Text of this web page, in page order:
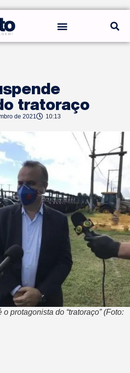
tratoraço
de 2021 10:13
protagonista do “tratoraço” (Foto: